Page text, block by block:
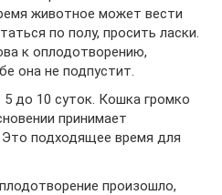
животное может вести
по полу, просить ласки.
к оплодотворению,
она не подпустит.
до 10 суток. Кошка громко
принимает
Это подходящее время для
произошло,